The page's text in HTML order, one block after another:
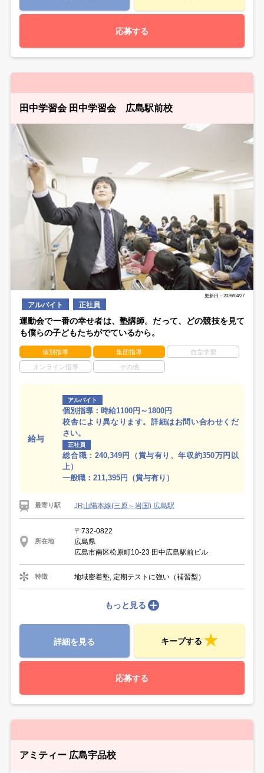
応募する
田中学習会 田中学習会 広島駅前校
更新日：2026/04/27
アルバイト 正社員
運動会で一番の幸せ者は、塾講師。だって、どの競技を見て
も僕らの子どもたちがでているから。
個別指導 集団指導 自立学習
オンライン指導 その他
給与
アルバイト
個別指導：時給1100円～1800円
校舎により異なります。詳細はお問い合わせくだ
さい。
正社員
総合職：240,349円（賞与有り、年収約350万円以
上）
一般職：211,395円（賞与有り）
最寄り駅 JR山陽本線(三原～岩国) 広島駅
所在地
〒732-0822
広島県
広島市南区松原町10-23 田中広島駅前ビル
特徴 地域密着塾, 定期テストに強い（補習型）
もっと見る
詳細を見る キープする
応募する
アミティー 広島宇品校